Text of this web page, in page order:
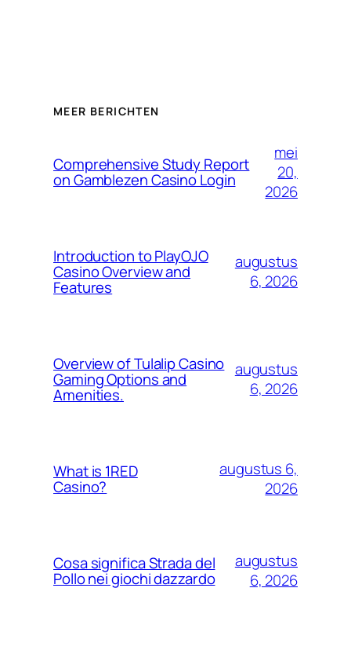
MEER BERICHTEN
Comprehensive Study Report
on Gamblezen Casino Login
mei
20,
2026
Introduction to PlayOJO
Casino Overview and
Features
augustus
6, 2026
Overview of Tulalip Casino
Gaming Options and
Amenities.
augustus
6, 2026
What is 1RED
Casino?
augustus 6,
2026
Cosa significa Strada del
Pollo nei giochi dazzardo
augustus
6, 2026